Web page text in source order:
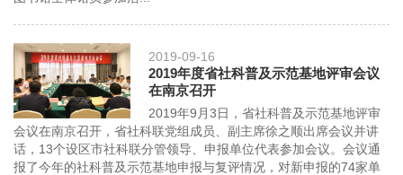
2019-09-16
2019年度省社科普及示范基地评审会议
在南京召开
2019年9月3日，省社科普及示范基地评审
会议在南京召开，省社科联党组成员、副主席徐之顺出席会议并讲
话，13个设区市社科联分管领导、申报单位代表参加会议。会议通
报了今年的社科普及示范基地申报与复评情况，对新申报的74家单